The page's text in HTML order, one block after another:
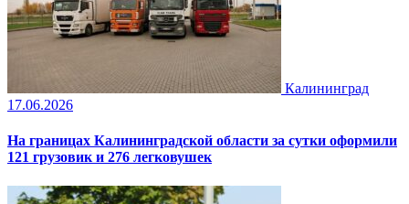
Калининград
17.06.2026
На границах Калининградской области за сутки оформили
121 грузовик и 276 легковушек